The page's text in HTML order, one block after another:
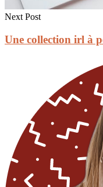
Next Post
Une collection irl à